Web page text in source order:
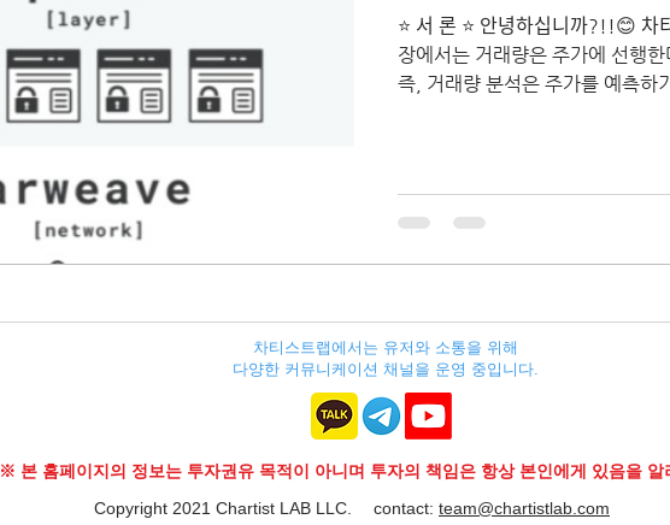
⭐ 서 론 ⭐ 안녕하십니까?!!😊
장에서는 거래량은 주가에 선행
즉, 거래량 분석은 주가를 예측하
차티스트랩에서는 유저와 소통을 위해
다양한 커뮤니케이션 채널을 운영 중입니다.
※ 본 홈페이지의 정보는 투자권유 목적이 아니며 투자의 책임은 항상 본인에게 있음을 알
Copyright 2021 Chartist LAB LLC. contact: team@chartistlab.com